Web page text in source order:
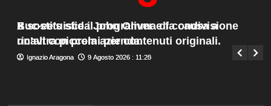
principale
Giuseppe Recca 9 Agosto 2026 : 7:45
Buc-ee’s sfida John Oliver e fa causa a
un’altra piccola azienda.
Ignazio Aragona 9 Agosto 2026 : 11:25
X sostituisce il programma di condivisione
ricavi con premi per contenuti originali.
Ignazio Aragona 9 Agosto 2026 : 11:20
4
Sanremo Giovani: solo il vincitore
Alvaro Morata e Alice Campello: